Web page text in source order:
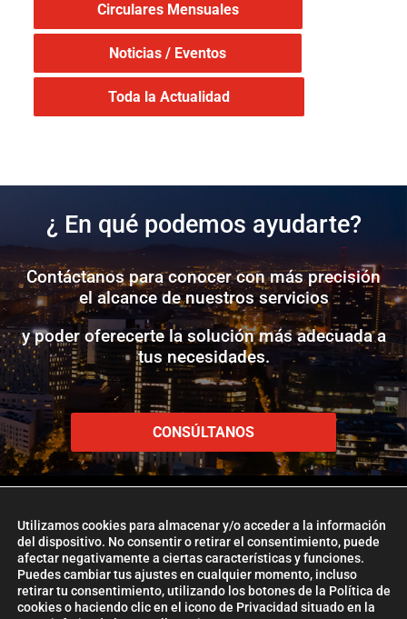
Circulares Mensuales
Noticias / Eventos
Toda la Actualidad
¿ En qué podemos ayudarte?
Contáctanos para conocer con más precisión
el alcance de nuestros servicios
y poder oferecerte la solución más adecuada a
tus necesidades.
CONSÚLTANOS
www.etlglobaladd.com
Copyright 2024 © ETL GLOBAL ADD
Utilizamos cookies para almacenar y/o acceder a la información
del dispositivo. No consentir o retirar el consentimiento, puede
afectar negativamente a ciertas características y funciones.
Puedes cambiar tus ajustes en cualquier momento, incluso
retirar tu consentimiento, utilizando los botones de la Política de
cookies o haciendo clic en el icono de Privacidad situado en la